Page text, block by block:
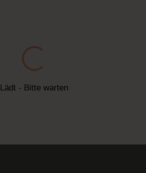
Lädt - Bitte warten